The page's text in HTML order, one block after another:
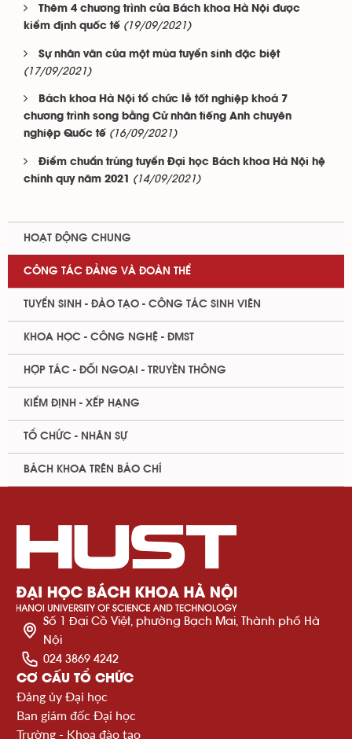
Thêm 4 chương trình của Bách khoa Hà Nội được
kiểm định quốc tế (19/09/2021)
Sự nhân văn của một mùa tuyển sinh đặc biệt
(17/09/2021)
Bách khoa Hà Nội tổ chức lễ tốt nghiệp khoá 7
chương trình song bằng Cử nhân tiếng Anh chuyên
nghiệp Quốc tế (16/09/2021)
Điểm chuẩn trúng tuyển Đại học Bách khoa Hà Nội hệ
chính quy năm 2021
(14/09/2021)
HOẠT ĐỘNG CHUNG
CÔNG TÁC ĐẢNG VÀ ĐOÀN THỂ
TUYỂN SINH - ĐÀO TẠO - CÔNG TÁC SINH VIÊN
KHOA HỌC - CÔNG NGHỆ - ĐMST
HỢP TÁC - ĐỐI NGOẠI - TRUYỀN THÔNG
KIỂM ĐỊNH - XẾP HẠNG
TỔ CHỨC - NHÂN SỰ
BÁCH KHOA TRÊN BÁO CHÍ
Số 1 Đại Cồ Việt, phường Bạch Mai, Thành phố Hà
Nội
024 3869 4242
CƠ CẤU TỔ CHỨC
Đảng ủy Đại học
Ban giám đốc Đại học
Trường - Khoa đào tạo